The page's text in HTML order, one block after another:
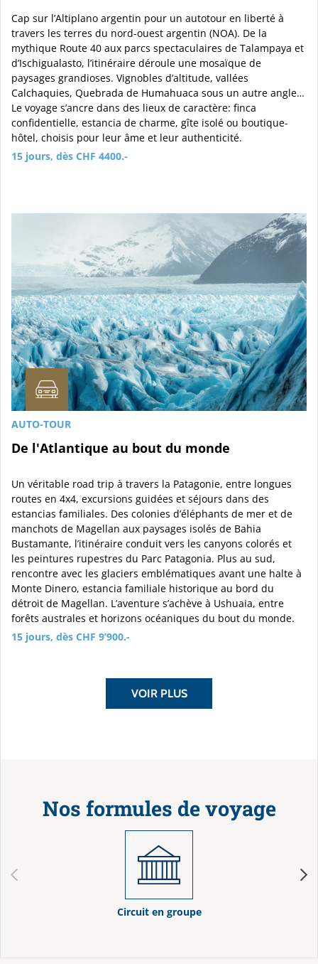
Cap sur l’Altiplano argentin pour un autotour en liberté à
travers les terres du nord-ouest argentin (NOA). De la
mythique Route 40 aux parcs spectaculaires de Talampaya et
d’Ischigualasto, l’itinéraire déroule une mosaïque de
paysages grandioses. Vignobles d’altitude, vallées
Calchaquies, Quebrada de Humahuaca sous un autre angle…
Le voyage s’ancre dans des lieux de caractère: finca
confidentielle, estancia de charme, gîte isolé ou boutique-
hôtel, choisis pour leur âme et leur authenticité.
15 jours, dès CHF 4400.-
AUTO-TOUR
De l'Atlantique au bout du monde
Un véritable road trip à travers la Patagonie, entre longues
routes en 4x4, excursions guidées et séjours dans des
estancias familiales. Des colonies d’éléphants de mer et de
manchots de Magellan aux paysages isolés de Bahia
Bustamante, l’itinéraire conduit vers les canyons colorés et
les peintures rupestres du Parc Patagonia. Plus au sud,
rencontre avec les glaciers emblématiques avant une halte à
Monte Dinero, estancia familiale historique au bord du
détroit de Magellan. L’aventure s’achève à Ushuaia, entre
forêts australes et horizons océaniques du bout du monde.
15 jours, dès CHF 9’900.-
VOIR PLUS
Nos formules de voyage
Circuit en groupe